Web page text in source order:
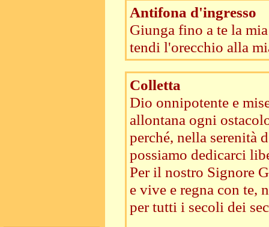
Antifona d'ingresso
Giunga fino a te la
tendi l'orecchio alla
Colletta
Dio onnipotente e
allontana ogni
perché, nella serenità
possiamo dedicarci
Per il nostro Signore
e vive e regna con te,
per tutti i secoli dei